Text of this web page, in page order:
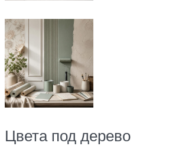
Цвета под дерево